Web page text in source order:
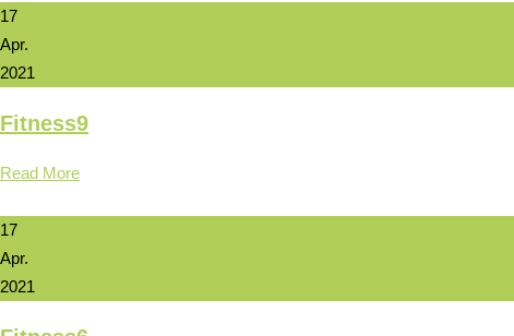
17
Apr.
2021
Fitness9
Read More
17
Apr.
2021